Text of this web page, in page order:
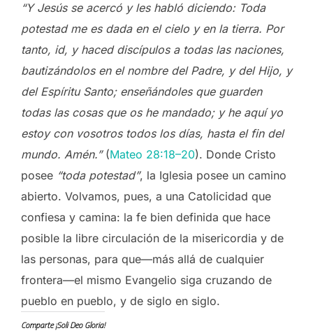
“Y Jesús se acercó y les habló diciendo: Toda
potestad me es dada en el cielo y en la tierra. Por
tanto, id, y haced discípulos a todas las naciones,
bautizándolos en el nombre del Padre, y del Hijo, y
del Espíritu Santo; enseñándoles que guarden
todas las cosas que os he mandado; y he aquí yo
estoy con vosotros todos los días, hasta el fin del
mundo. Amén.”(Mateo 28:18–20). Donde Cristo
posee “toda potestad”, la Iglesia posee un camino
abierto. Volvamos, pues, a una Catolicidad que
confiesa y camina: la fe bien definida que hace
posible la libre circulación de la misericordia y de
las personas, para que—más allá de cualquier
frontera—el mismo Evangelio siga cruzando de
pueblo en pueblo, y de siglo en siglo.
Comparte ¡Soli Deo Gloria!